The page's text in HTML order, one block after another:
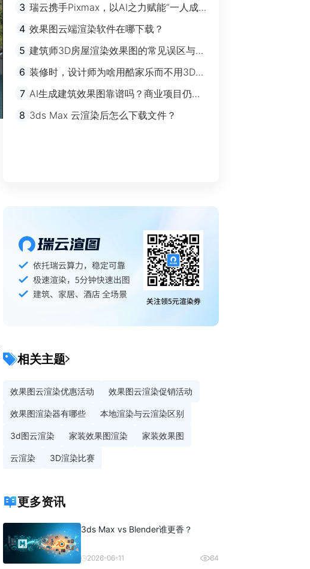
3 瑞云携手Pixmax，以AI之力赋能“一人成
4 效果图云端渲染软件在哪下载？
5 建筑师3D房屋渲染效果图的常见误区与规
避指南
6 装修时，设计师为啥用酷家乐而不用3Ds
max？
7 AI生成建筑效果图靠谱吗？商业项目仍离
不开传统渲染
8 3ds Max 云渲染后怎么下载文件？
相关主题
效果图云渲染优惠活动 效果图云渲染促销活动
效果图渲染器有哪些 本地渲染与云渲染区别
3d图云渲染 家装效果图渲染 家装效果图
云渲染 3D渲染比赛
更多资讯
3ds Max vs Blender谁更香？
2026-06-11 64